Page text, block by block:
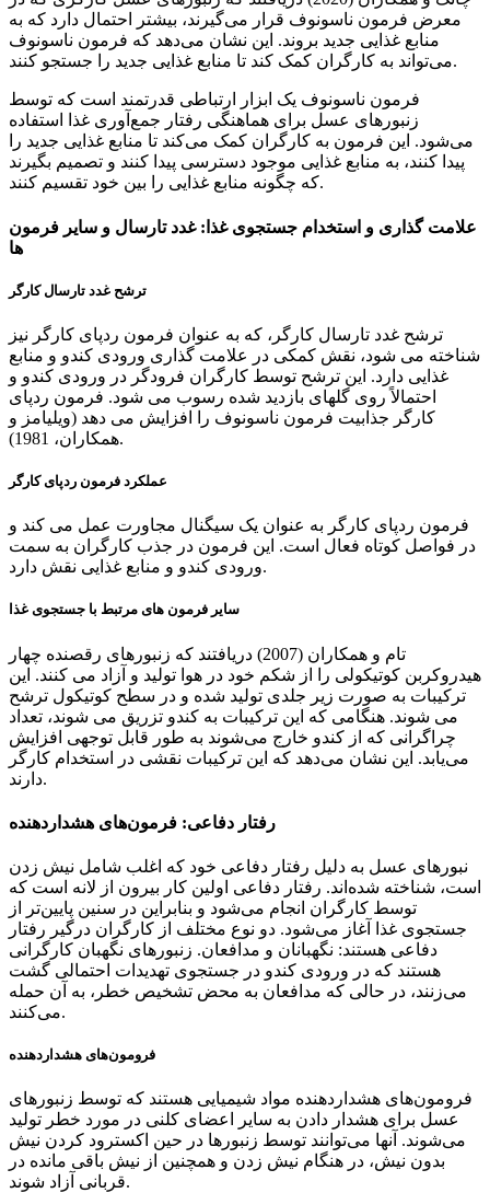
معرض فرمون ناسونوف قرار می‌گیرند، بیشتر احتمال دارد که به
منابع غذایی جدید بروند. این نشان می‌دهد که فرمون ناسونوف
می‌تواند به کارگران کمک کند تا منابع غذایی جدید را جستجو کنند.
فرمون ناسونوف یک ابزار ارتباطی قدرتمند است که توسط
زنبورهای عسل برای هماهنگی رفتار جمع‌آوری غذا استفاده
می‌شود. این فرمون به کارگران کمک می‌کند تا منابع غذایی جدید را
پیدا کنند، به منابع غذایی موجود دسترسی پیدا کنند و تصمیم بگیرند
که چگونه منابع غذایی را بین خود تقسیم کنند.
علامت گذاری و استخدام جستجوی غذا: غدد تارسال و سایر فرمون
ها
ترشح غدد تارسال کارگر
ترشح غدد تارسال کارگر، که به عنوان فرمون ردپای کارگر نیز
شناخته می شود، نقش کمکی در علامت گذاری ورودی کندو و منابع
غذایی دارد. این ترشح توسط کارگران فرودگر در ورودی کندو و
احتمالاً روی گلهای بازدید شده رسوب می شود. فرمون ردپای
کارگر جذابیت فرمون ناسونوف را افزایش می دهد (ویلیامز و
همکاران، 1981).
عملکرد فرمون ردپای کارگر
فرمون ردپای کارگر به عنوان یک سیگنال مجاورت عمل می کند و
در فواصل کوتاه فعال است. این فرمون در جذب کارگران به سمت
ورودی کندو و منابع غذایی نقش دارد.
سایر فرمون های مرتبط با جستجوی غذا
تام و همکاران (2007) دریافتند که زنبورهای رقصنده چهار
هیدروکربن کوتیکولی را از شکم خود در هوا تولید و آزاد می کنند. این
ترکیبات به صورت زیر جلدی تولید شده و در سطح کوتیکول ترشح
می شوند. هنگامی که این ترکیبات به کندو تزریق می شوند، تعداد
چراگرانی که از کندو خارج می‌شوند به طور قابل توجهی افزایش
می‌یابد. این نشان می‌دهد که این ترکیبات نقشی در استخدام کارگر
دارند.
رفتار دفاعی: فرمون‌های هشداردهنده
نبورهای عسل به دلیل رفتار دفاعی خود که اغلب شامل نیش زدن
است، شناخته شده‌اند. رفتار دفاعی اولین کار بیرون از لانه است که
توسط کارگران انجام می‌شود و بنابراین در سنین پایین‌تر از
جستجوی غذا آغاز می‌شود. دو نوع مختلف از کارگران درگیر رفتار
دفاعی هستند: نگهبانان و مدافعان. زنبورهای نگهبان کارگرانی
هستند که در ورودی کندو در جستجوی تهدیدات احتمالی گشت
می‌زنند، در حالی که مدافعان به محض تشخیص خطر، به آن حمله
می‌کنند.
فرومون‌های هشداردهنده
فرومون‌های هشداردهنده مواد شیمیایی هستند که توسط زنبورهای
عسل برای هشدار دادن به سایر اعضای کلنی در مورد خطر تولید
می‌شوند. آنها می‌توانند توسط زنبورها در حین اکسترود کردن نیش
بدون نیش، در هنگام نیش زدن و همچنین از نیش باقی مانده در
قربانی آزاد شوند.